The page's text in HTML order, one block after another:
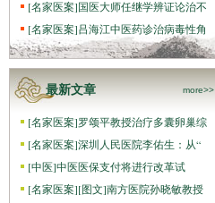
[名家医案]国医大师任继学辨证论治不
[名家医案]吕海江中医药诊治病毒性角
最新文章 more>>
[名家医案]罗颂平教授治疗多囊卵巢综
[名家医案]深圳人民医院李佑生：从“
[中医]中医医保支付将进行改革试
[名家医案][图文]南方医院孙晓敏教授